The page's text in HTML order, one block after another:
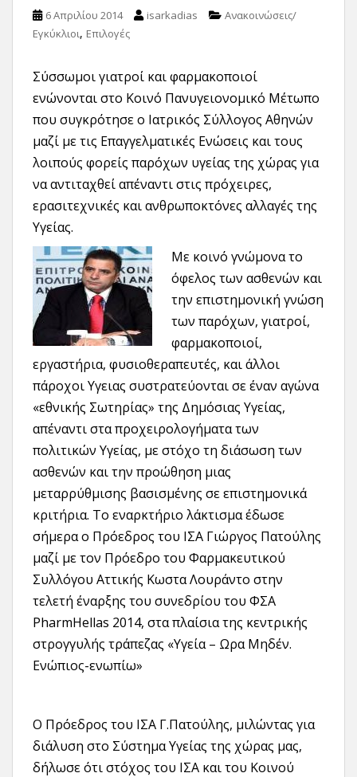
6 Απριλίου 2014 isarkadias
Ανακοινώσεις/
Εγκύκλιοι, Επιλογές
Σύσσωμοι γιατροί και φαρμακοποιοί
ενώνονται στο Κοινό Πανυγειονομικό Μέτωπο
που συγκρότησε ο Ιατρικός Σύλλογος Αθηνών
μαζί με τις Επαγγελματικές Ενώσεις και τους
λοιπούς φορείς παρόχων υγείας της χώρας για
να αντιταχθεί απέναντι στις πρόχειρες,
ερασιτεχνικές και ανθρωποκτόνες αλλαγές της
Υγείας.
Με κοινό γνώμονα το
όφελος των ασθενών και
την επιστημονική γνώση
των παρόχων, γιατροί,
φαρμακοποιοί,
εργαστήρια, φυσιοθεραπευτές, και άλλοι
πάροχοι Υγειας συστρατεύονται σε έναν αγώνα
«εθνικής Σωτηρίας» της Δημόσιας Υγείας,
απέναντι στα προχειρολογήματα των
πολιτικών Υγείας, με στόχο τη διάσωση των
ασθενών και την προώθηση μιας
μεταρρύθμισης βασισμένης σε επιστημονικά
κριτήρια. Το εναρκτήριο λάκτισμα έδωσε
σήμερα ο Πρόεδρος του ΙΣΑ Γιώργος Πατούλης
μαζί με τον Πρόεδρο του Φαρμακευτικού
Συλλόγου Αττικής Κωστα Λουράντο στην
τελετή έναρξης του συνεδρίου του ΦΣΑ
PharmHellas 2014, στα πλαίσια της κεντρικής
στρογγυλής τράπεζας «Υγεία – Ωρα Μηδέν.
Ενώπιος-ενωπίω»
Ο Πρόεδρος του ΙΣΑ Γ.Πατούλης, μιλώντας για
διάλυση στο Σύστημα Υγείας της χώρας μας,
δήλωσε ότι στόχος του ΙΣΑ και του Κοινού